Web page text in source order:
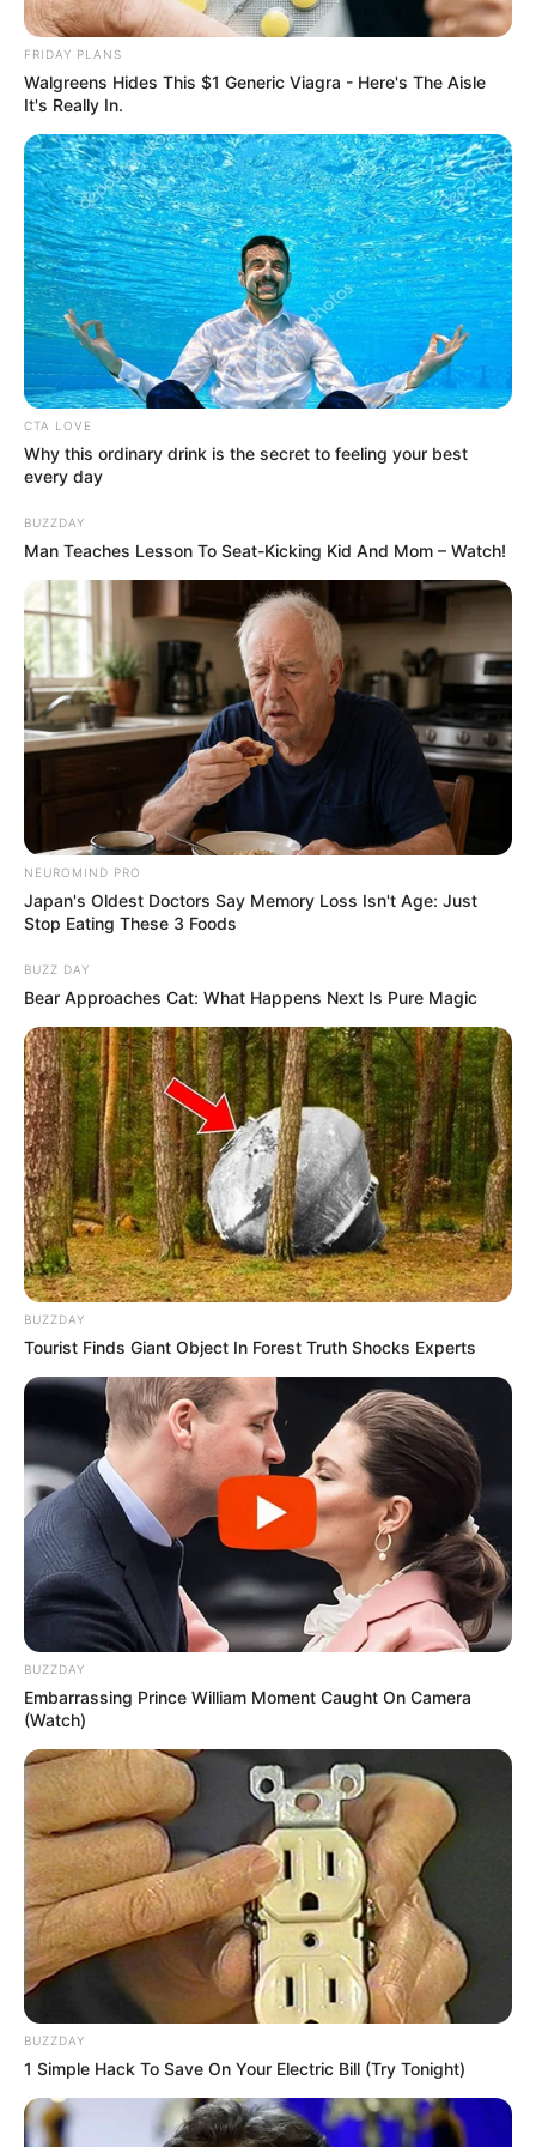
Posted
in
Friss hírek
Visszatér Varga Judit – ERRE
készül
bySzerző • December 16, 2025
Varga Judit visszatér az üzleti életbe! Partnerével,
Windisch László nem bánják, ha keverik a munkát a
magánélettel. A pár ugyanis úgy döntött, közös
asztalos céget alapít, aminek a neve Picidae
Famíves Kft. lett.
gyártása” opciót jelölték meg, és az is kiderült,
FRIDAY PLANS
Walgreens Hides This $1 Generic Viagra - Here's The Aisle
It's Really In.
CTA LOVE
Why this ordinary drink is the secret to feeling your best
every day
BUZZDAY
Man Teaches Lesson To Seat-Kicking Kid And Mom – Watch!
NEUROMIND PRO
Japan's Oldest Doctors Say Memory Loss Isn't Age: Just
Stop Eating These 3 Foods
BUZZ DAY
Bear Approaches Cat: What Happens Next Is Pure Magic
BUZZDAY
Tourist Finds Giant Object In Forest Truth Shocks Experts
BUZZDAY
Embarrassing Prince William Moment Caught On Camera
(Watch)
BUZZDAY
1 Simple Hack To Save On Your Electric Bill (Try Tonight)